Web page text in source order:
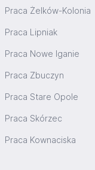
Praca Żelków-Kolonia
Praca Lipniak
Praca Nowe Iganie
Praca Zbuczyn
Praca Stare Opole
Praca Skórzec
Praca Kownaciska